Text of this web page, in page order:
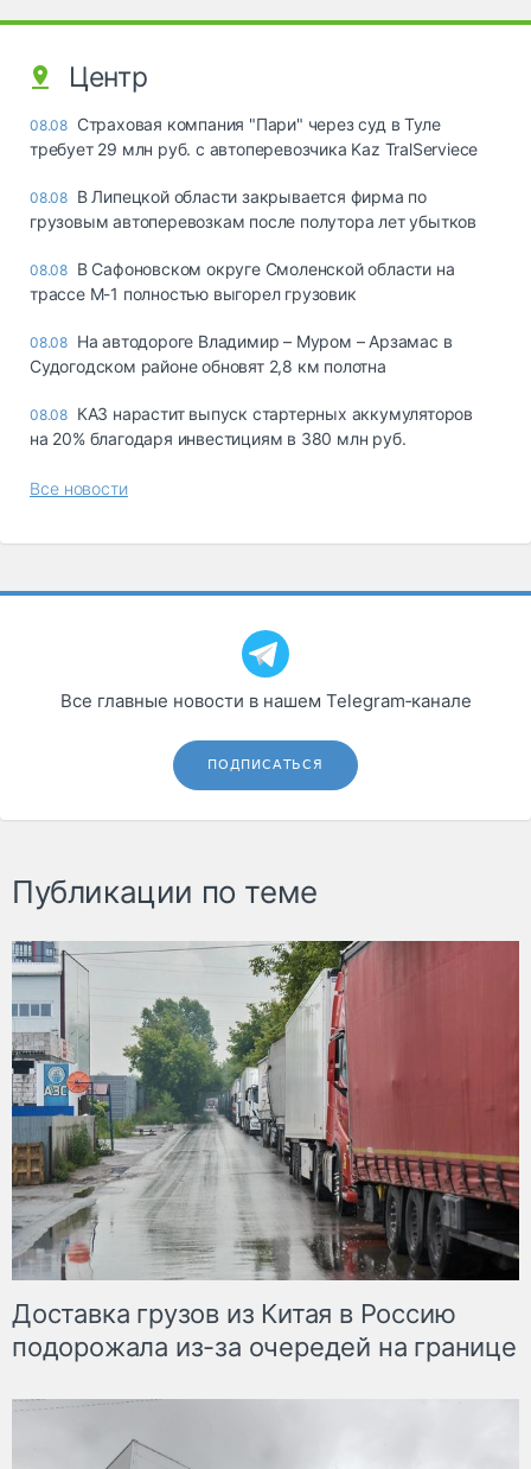
Центр
08.08 Страховая компания "Пари" через суд в Туле
требует 29 млн руб. с автоперевозчика Kaz TralServiece
08.08 В Липецкой области закрывается фирма по
грузовым автоперевозкам после полутора лет убытков
08.08 В Сафоновском округе Смоленской области на
трассе М-1 полностью выгорел грузовик
08.08 На автодороге Владимир – Муром – Арзамас в
Судогодском районе обновят 2,8 км полотна
08.08 КАЗ нарастит выпуск стартерных аккумуляторов
на 20% благодаря инвестициям в 380 млн руб.
Все новости
Все главные новости в нашем Telegram‑канале
ПОДПИСАТЬСЯ
Публикации по теме
Доставка грузов из Китая в Россию
подорожала из-за очередей на границе